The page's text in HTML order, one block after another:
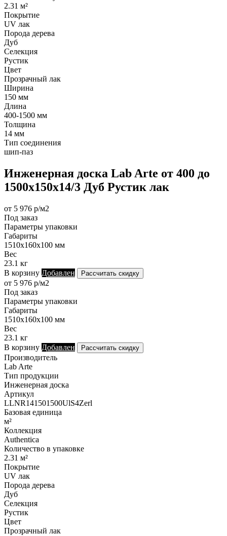
2.31 м²
Покрытие
UV лак
Порода дерева
Дуб
Селекция
Рустик
Цвет
Прозрачный лак
Ширина
150 мм
Длина
400-1500 мм
Толщина
14 мм
Тип соединения
шип-паз
Инженерная доска Lab Arte от 400 до
1500х150х14/3 Дуб Рустик лак
от 5 976 р/м2
Под заказ
Параметры упаковки
Габариты
1510х160х100 мм
Вес
23.1 кг
В корзину Добавлен Рассчитать скидку
от 5 976 р/м2
Под заказ
Параметры упаковки
Габариты
1510х160х100 мм
Вес
23.1 кг
В корзину Добавлен Рассчитать скидку
Производитель
Lab Arte
Тип продукции
Инженерная доска
Артикул
LLNR141501500UlS4Zerl
Базовая единица
м²
Коллекция
Authentica
Количество в упаковке
2.31 м²
Покрытие
UV лак
Порода дерева
Дуб
Селекция
Рустик
Цвет
Прозрачный лак